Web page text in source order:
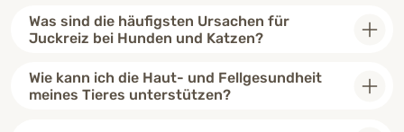
Was sind die häufigsten Ursachen für
Juckreiz bei Hunden und Katzen?
Wie kann ich die Haut- und Fellgesundheit
meines Tieres unterstützen?